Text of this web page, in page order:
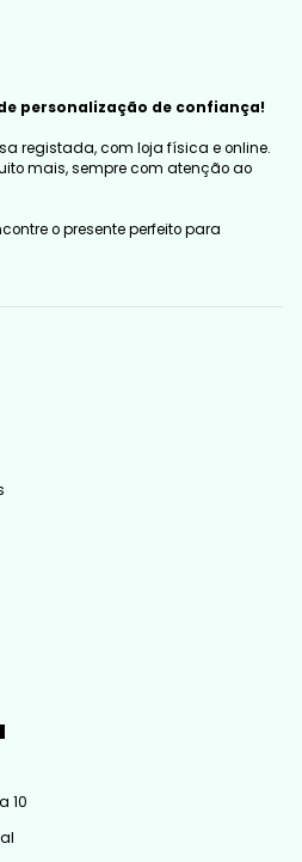
personalização de confiança!
registada, com loja física e online.
mais, sempre com atenção ao
o presente perfeito para
10